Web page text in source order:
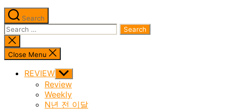
Search
Search
for:
Close
search
Close Menu
REVIEW Show
sub
menu
Review
Weekly
N년 전 이달